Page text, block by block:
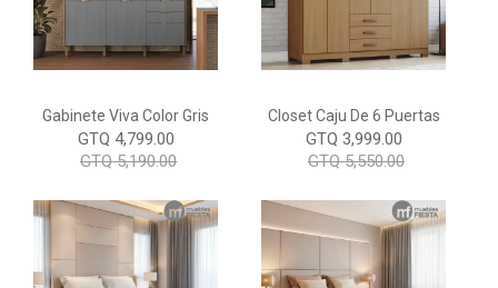
Gabinete Viva Color Gris
GTQ 4,799.00
GTQ 5,190.00
Closet Caju De 6 Puertas
GTQ 3,999.00
GTQ 5,550.00